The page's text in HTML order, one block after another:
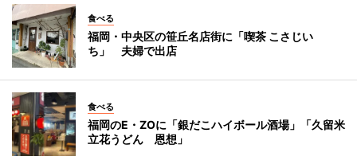
食べる
福岡・中央区の笹丘名店街に「喫茶 こさじい
ち」 夫婦で出店
食べる
福岡のE・ZOに「銀だこハイボール酒場」「久留米
立花うどん 恩想」